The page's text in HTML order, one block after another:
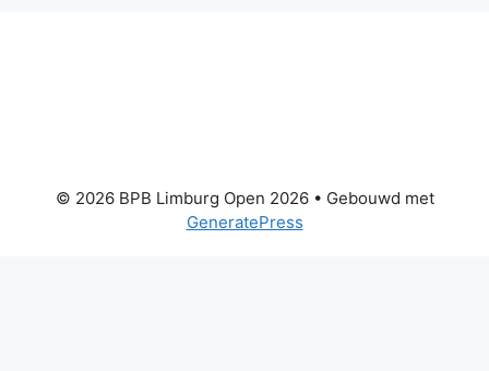
© 2026 BPB Limburg Open 2026• Gebouwd met
GeneratePress